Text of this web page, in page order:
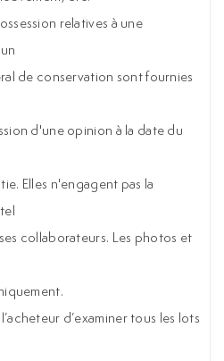
relatives à une
de conservation sont fournies
d'une opinion à la date du
Elles n'engagent pas la
collaborateurs. Les photos et
d’examiner tous les lots